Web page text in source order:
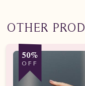
OTHER
50%
OFF